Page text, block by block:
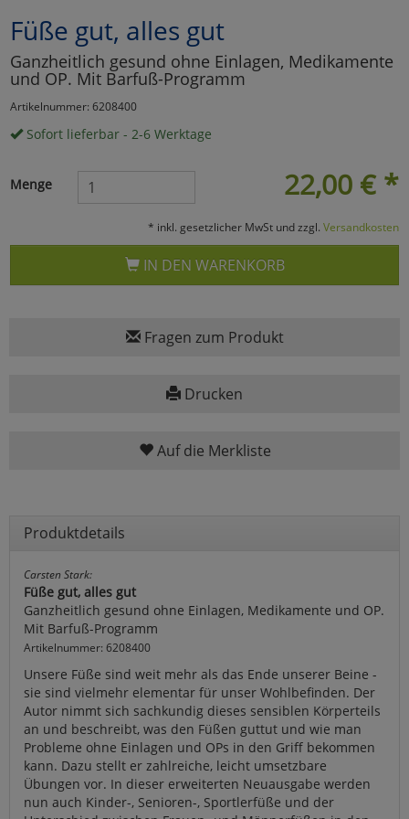
Füße gut, alles gut
Ganzheitlich gesund ohne Einlagen, Medikamente
und OP. Mit Barfuß-Programm
Artikelnummer: 6208400
Sofort lieferbar - 2-6 Werktage
22,00 € *
Menge
* inkl. gesetzlicher MwSt und zzgl. Versandkosten
IN DEN WARENKORB
Fragen zum Produkt
Drucken
Auf die Merkliste
Produktdetails
Carsten Stark:
Füße gut, alles gut
Ganzheitlich gesund ohne Einlagen, Medikamente und OP.
Mit Barfuß-Programm
Artikelnummer: 6208400
Unsere Füße sind weit mehr als das Ende unserer Beine -
sie sind vielmehr elementar für unser Wohlbefinden. Der
Autor nimmt sich sachkundig dieses sensiblen Körperteils
an und beschreibt, was den Füßen guttut und wie man
Probleme ohne Einlagen und OPs in den Griff bekommen
kann. Dazu stellt er zahlreiche, leicht umsetzbare
Übungen vor. In dieser erweiterten Neuausgabe werden
nun auch Kinder-, Senioren-, Sportlerfüße und der
Marketing
Umfragetools
Einstellungen speichern
zurückzu Haupptseite